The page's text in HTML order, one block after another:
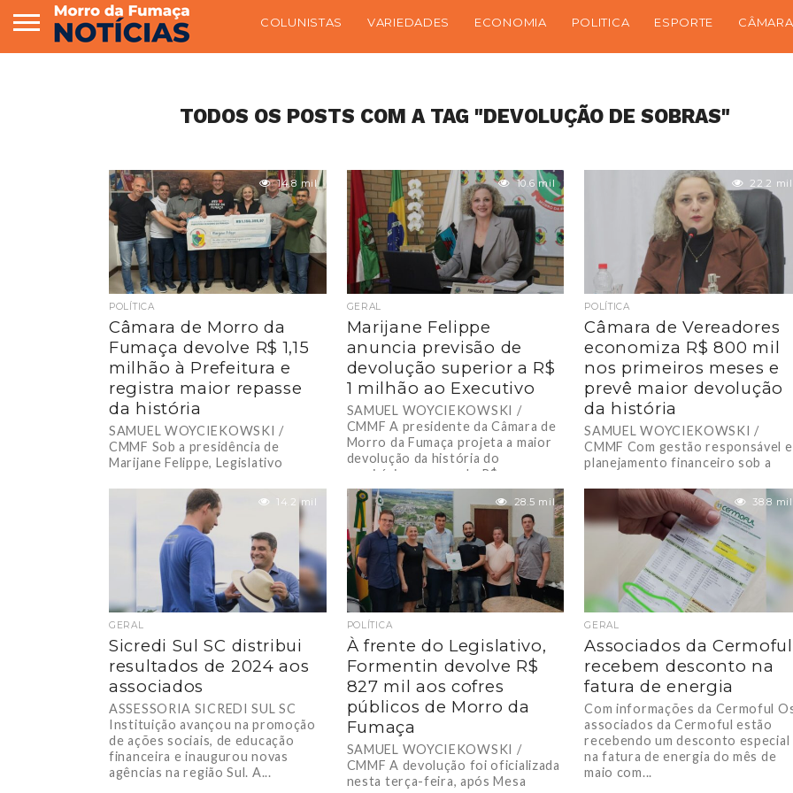
COLUNISTAS VARIEDADES ECONOMIA POLITICA ESPORTE
TODOS OS POSTS COM A TAG "DEVOLUÇÃO DE SOBRAS"
14.8 mil
POLÍTICA
Câmara de Morro da
Fumaça devolve R$ 1,15
milhão à Prefeitura e
registra maior repasse
da história
SAMUEL WOYCIEKOWSKI /
CMMF Sob a presidência de
Marijane Felippe, Legislativo
devolução de recursos já
registrada, resultado...
10.6 mil
GERAL
Marijane Felippe
anuncia previsão de
devolução superior a R$
1 milhão ao Executivo
SAMUEL WOYCIEKOWSKI /
CMMF A presidente da Câmara de
Morro da Fumaça projeta a maior
devolução da história do
município, superando R$...
22.2 mil
POLÍTICA
Câmara de Vereadores
economiza R$ 800 mil
nos primeiros meses e
prevê maior devolução
da história
SAMUEL WOYCIEKOWSKI /
CMMF Com gestão responsável e
planejamento financeiro sob a
câmara já economizou oitocentos
14.2 mil
GERAL
Sicredi Sul SC distribui
resultados de 2024 aos
associados
ASSESSORIA SICREDI SUL SC
Instituição avançou na promoção
de ações sociais, de educação
financeira e inaugurou novas
agências na região Sul. A...
28.5 mil
POLÍTICA
À frente do Legislativo,
Formentin devolve R$
827 mil aos cofres
públicos de Morro da
Fumaça
SAMUEL WOYCIEKOWSKI /
CMMF A devolução foi oficializada
nesta terça-feira, após Mesa
38.8 mil
GERAL
Associados da Cermoful
recebem desconto na
fatura de energia
Com informações da Cermoful
associados da Cermoful estão
recebendo um desconto especial
na fatura de energia do mês de
maio com...